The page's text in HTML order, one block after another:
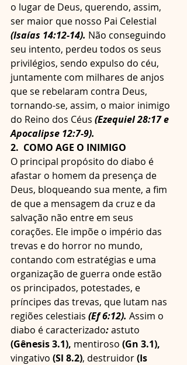
o lugar de Deus, querendo, assim,
ser maior que nosso Pai Celestial
(Isaías 14:12-14). Não conseguindo
seu intento, perdeu todos os seus
privilégios, sendo expulso do céu,
juntamente com milhares de anjos
que se rebelaram contra Deus,
tornando-se, assim, o maior inimigo
do Reino dos Céus (Ezequiel 28:17 e
Apocalipse 12:7-9).
2.  COMO AGE O INIMIGO
O principal propósito do diabo é
afastar o homem da presença de
Deus, bloqueando sua mente, a fim
de que a mensagem da cruz e da
salvação não entre em seus
corações. Ele impõe o império das
trevas e do horror no mundo,
contando com estratégias e uma
organização de guerra onde estão
os principados, potestades, e
príncipes das trevas, que lutam nas
regiões celestiais (Ef 6:12). Assim o
diabo é caracterizado: astuto
(Gênesis 3.1), mentiroso (Gn 3.1),
vingativo (Sl 8.2), destruidor (Is